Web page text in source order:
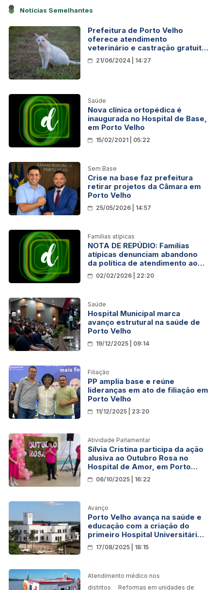
Notícias Semelhantes
Prefeitura de Porto Velho
oferece atendimento
veterinário e castração gratuita
para cães e gatos
21/06/2024 | 14:27
Saúde
Nova clínica ortopédica é
inaugurada no Hospital de Base,
em Porto Velho
15/02/2021 | 05:22
Sem Base
Crise na base faz prefeitura
retirar projetos da Câmara em
Porto Velho
25/05/2026 | 14:57
Famílias atípicas
NOTA DE REPÚDIO: Famílias
atípicas denunciam abandono
da política de atendimento ao
autismo em Porto Velho
02/02/2026 | 22:20
Saúde
Hospital Municipal marca
avanço estrutural na saúde de
Porto Velho
19/12/2025 | 09:14
Filiação
PP amplia base e reúne
lideranças em ato de filiação em
Porto Velho
11/12/2025 | 23:20
Atividade Parlamentar
Sílvia Cristina participa da ação
alusiva ao Outubro Rosa no
Hospital de Amor, em Porto
Velho
06/10/2025 | 16:22
Avanço
Porto Velho avança na saúde e
educação com a criação do
primeiro Hospital Universitário
Federal
17/08/2025 | 18:15
Atendimento médico nos
distritos
Reformas em unidades de